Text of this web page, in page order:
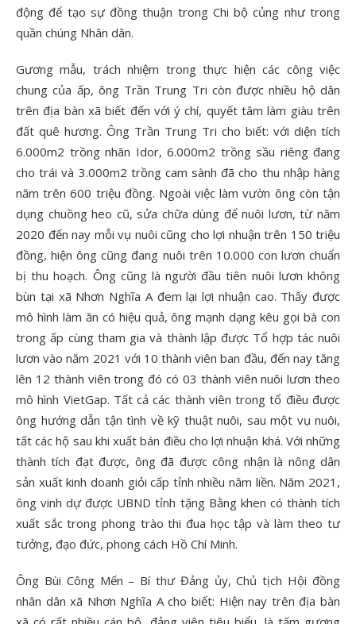
động để tạo sự đồng thuận trong Chi bộ củng như trong
quần chúng Nhân dân.
Gương mẫu, trách nhiệm trong thực hiện các công việc
chung của ấp, ông Trần Trung Tri còn được nhiều hộ dân
trên địa bàn xã biết đến với ý chí, quyết tâm làm giàu trên
đất quê hương. Ông Trần Trung Tri cho biết: với diện tích
6.000m2 trồng nhãn Idor, 6.000m2 trồng sầu riêng đang
cho trái và 3.000m2 trồng cam sành đã cho thu nhập hàng
năm trên 600 triệu đồng. Ngoài việc làm vườn ông còn tận
dụng chuồng heo cũ, sửa chữa dùng để nuôi lươn, từ năm
2020 đến nay mỗi vụ nuôi cũng cho lợi nhuận trên 150 triệu
đồng, hiện ông cũng đang nuôi trên 10.000 con lươn chuẩn
bị thu hoạch. Ông cũng là người đầu tiên nuôi lươn không
bùn tại xã Nhơn Nghĩa A đem lại lợi nhuận cao. Thấy được
mô hình làm ăn có hiệu quả, ông mạnh dạng kêu gọi bà con
trong ấp cùng tham gia và thành lập được Tổ hợp tác nuôi
lươn vào năm 2021 với 10 thành viên ban đầu, đến nay tăng
lên 12 thành viên trong đó có 03 thành viên nuôi lươn theo
mô hình VietGap. Tất cả các thành viên trong tổ điều được
ông hướng dẫn tận tình về kỹ thuật nuôi, sau một vụ nuôi,
tất các hộ sau khi xuất bán điều cho lợi nhuận khá. Với những
thành tích đạt được, ông đã được công nhận là nông dân
sản xuất kinh doanh giỏi cấp tỉnh nhiều năm liền. Năm 2021,
ông vinh dự được UBND tỉnh tặng Bằng khen có thành tích
xuất sắc trong phong trào thi đua học tập và làm theo tư
tưởng, đạo đức, phong cách Hồ Chí Minh.
Ông Bùi Công Mến – Bí thư Đảng ủy, Chủ tịch Hội đồng
nhân dân xã Nhơn Nghĩa A cho biết: Hiện nay trên địa bàn